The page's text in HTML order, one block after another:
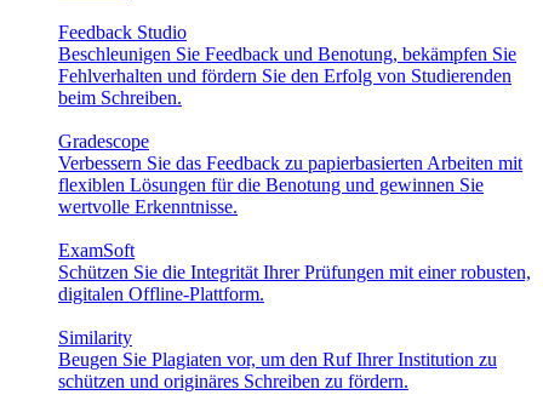
Feedback Studio
Beschleunigen Sie Feedback und Benotung, bekämpfen Sie
Fehlverhalten und fördern Sie den Erfolg von Studierenden
beim Schreiben.
Gradescope
Verbessern Sie das Feedback zu papierbasierten Arbeiten mit
flexiblen Lösungen für die Benotung und gewinnen Sie
wertvolle Erkenntnisse.
ExamSoft
Schützen Sie die Integrität Ihrer Prüfungen mit einer robusten,
digitalen Offline-Plattform.
Similarity
Beugen Sie Plagiaten vor, um den Ruf Ihrer Institution zu
schützen und originäres Schreiben zu fördern.